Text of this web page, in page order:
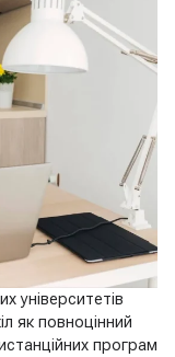
університетів
як повноцінний
програм